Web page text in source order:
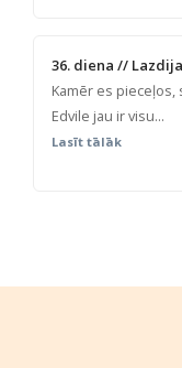
36. diena //
Kamēr es
Edvile jau ir visu...
Lasīt tālāk